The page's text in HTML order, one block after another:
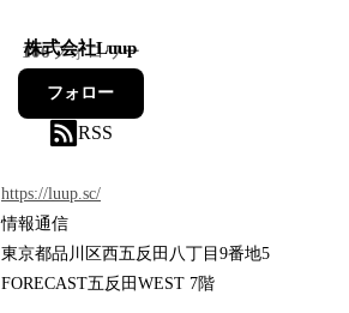
株式会社Luup
106フォロワー
フォロー
RSS
https://luup.sc/
情報通信
東京都品川区西五反田八丁目9番地5
FORECAST五反田WEST 7階